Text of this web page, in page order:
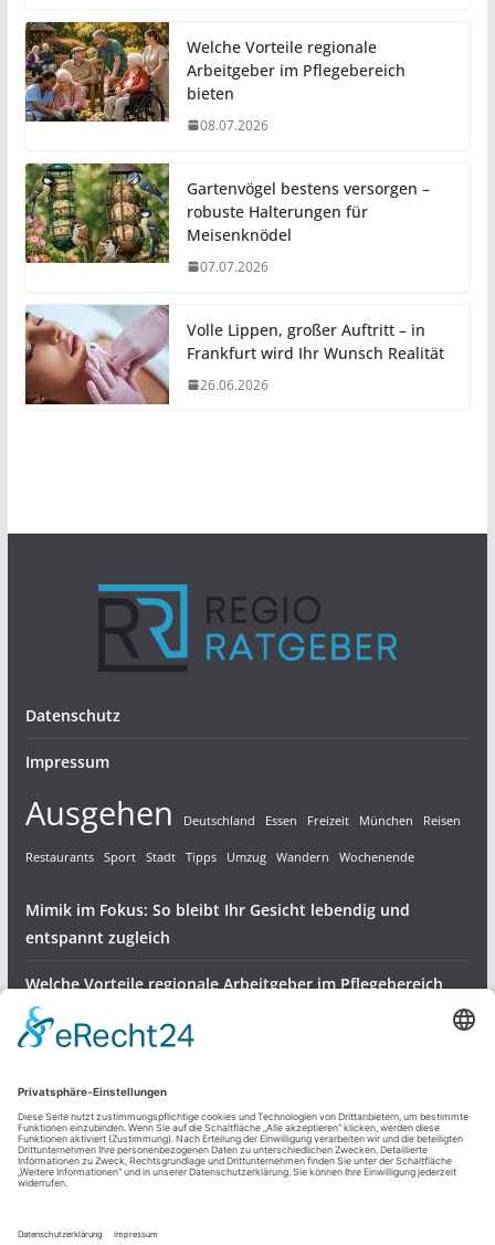
Welche Vorteile regionale
Arbeitgeber im Pflegebereich
bieten
08.07.2026
Gartenvögel bestens versorgen –
robuste Halterungen für
Meisenknödel
07.07.2026
Volle Lippen, großer Auftritt – in
Frankfurt wird Ihr Wunsch Realität
26.06.2026
Datenschutz
Impressum
Ausgehen Deutschland Essen Freizeit München Reisen
Restaurants Sport Stadt Tipps Umzug Wandern Wochenende
Mimik im Fokus: So bleibt Ihr Gesicht lebendig und
entspannt zugleich
Welche Vorteile regionale Arbeitgeber im Pflegebereich
bieten
Meisenknödel
Dienstleistungen & Produkte
Freizeit und mehr